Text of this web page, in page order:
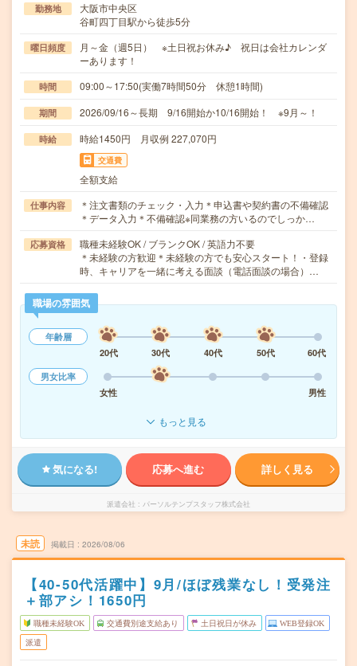
勤務地
大阪市中央区
谷町四丁目駅から徒歩5分
曜日頻度
月～金（週5日） ※土日祝お休み♪ 祝日は会社カレンダ
ーあります！
時間 09:00～17:50(実働7時間50分 休憩1時間)
期間 2026/09/16～長期 9/16開始か10/16開始！ ※9月～！
時給 時給1450円 月収例 227,070円
交通費
全額支給
仕事内容
＊注文書類のチェック・入力＊申込書や契約書の不備確認
＊データ入力＊不備確認※同業務の方いるのでしっか…
応募資格
職種未経験OK / ブランクOK / 英語力不要
＊未経験の方歓迎＊未経験の方でも安心スタート！・登録
時、キャリアを一緒に考える面談（電話面談の場合）…
職場の雰囲気
年齢層
20代
30代 40代 50代
60代
男女比率
女性
男性
もっと見る
気になる! 応募へ進む 詳しく見る
派遣会社 パーソルテンプスタッフ株式会社
未読 掲載日 2026/08/06
【40-50代活躍中】9月/ほぼ残業なし！受発注
＋部アシ！1650円
職種未経験OK 交通費別途支給あり 土日祝日が休み WEB登録OK
派遣